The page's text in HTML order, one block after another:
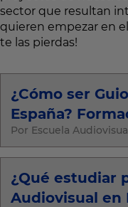
sector que resultan
quieren empezar en
te las pierdas!
¿Cómo ser
España?
Por Escuela
¿Qué estudiar
Audiovisual en